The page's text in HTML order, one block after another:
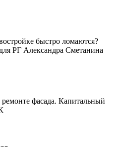
быстро ломаются?
РГ Александра Сметанина
фасада. Капитальный